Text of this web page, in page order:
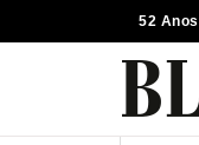
52
×
Organização